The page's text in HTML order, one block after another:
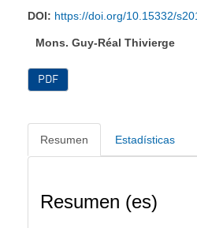
DOI: https://doi.org/10.15332/
Mons. Guy-Réal Thivierge
PDF
Resumen Estadísticas
Resumen (es)